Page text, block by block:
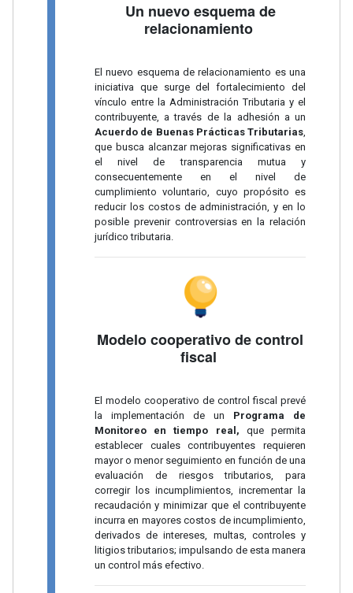
Un nuevo esquema de
relacionamiento
El nuevo esquema de relacionamiento es una
iniciativa que surge del fortalecimiento del
vínculo entre la Administración Tributaria y el
contribuyente, a través de la adhesión a un
Acuerdo de Buenas Prácticas Tributarias,
que busca alcanzar mejoras significativas en
el nivel de transparencia mutua y
consecuentemente en el nivel de
cumplimiento voluntario, cuyo propósito es
reducir los costos de administración, y en lo
posible prevenir controversias en la relación
jurídico tributaria.
Modelo cooperativo de control
fiscal
El modelo cooperativo de control fiscal prevé
la implementación de un Programa de
Monitoreo en tiempo real, que permita
establecer cuales contribuyentes requieren
mayor o menor seguimiento en función de una
evaluación de riesgos tributarios, para
corregir los incumplimientos, incrementar la
recaudación y minimizar que el contribuyente
incurra en mayores costos de incumplimiento,
derivados de intereses, multas, controles y
litigios tributarios; impulsando de esta manera
un control más efectivo.